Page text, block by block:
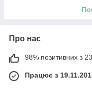
Про нас
98% позитивних з
Працює з